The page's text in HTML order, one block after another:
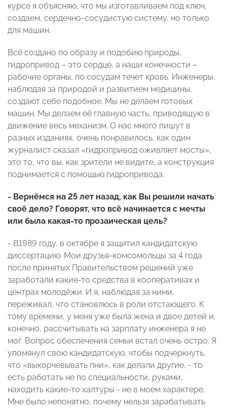
курсе я объясняю, что мы изготавливаем под ключ,
создаем, сердечно-сосудистую систему, но только
для машин.
Всё создано по образу и подобию природы,
гидропривод – это сердце, а наши конечности –
рабочие органы, по сосудам течет кровь. Инженеры,
наблюдая за природой и развитием медицины,
создают себе подобное. Мы не делаем готовых
машин. Мы делаем её главную часть, приводящую в
движение весь механизм. О нас много пишут в
разных изданиях, очень понравилось, как один
журналист сказал «гидропривод оживляет мосты»,
это то, что вы, как зрители не видите, а конструкция
поднимается с помощью гидропривода.
- Вернёмся на 25 лет назад, как Вы решили начать
своё дело? Говорят, что всё начинается с мечты
или была какая-то прозаическая цель?
- В1989 году, в октябре я защитил кандидатскую
диссертацию. Мои друзья-комсомольцы за 4 года
после принятых Правительством решений уже
заработали какие-то средства в кооперативах и
центрах молодёжи. И я, наблюдая за ними,
переживал, что становлюсь в роли отстающего. К
тому времени, у меня уже была жена и двое детей и,
конечно, рассчитывать на зарплату инженера я не
мог. Вопрос обеспечения семьи встал очень остро. Я
упомянул свою кандидатскую, чтобы подчеркнуть,
что «выкорчевывать пни», как делали другие, - то
есть работать не по специальности, руками,
находить какие-то халтуры - не в моем характере.
Мне было непонятно, почему нельзя зарабатывать